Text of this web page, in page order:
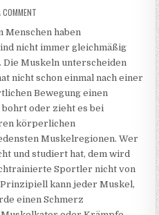
COMMENTON MUSKELKATER
Menschen haben
nicht immer gleichmäßig
Muskeln unterscheiden
nicht schon einmal nach einer
Bewegung einen
oder zieht es bei
körperlichen
Muskelregionen. Wer
und studiert hat, dem wird
Sportler nicht von
kann jeder Muskel,
einen Schmerz